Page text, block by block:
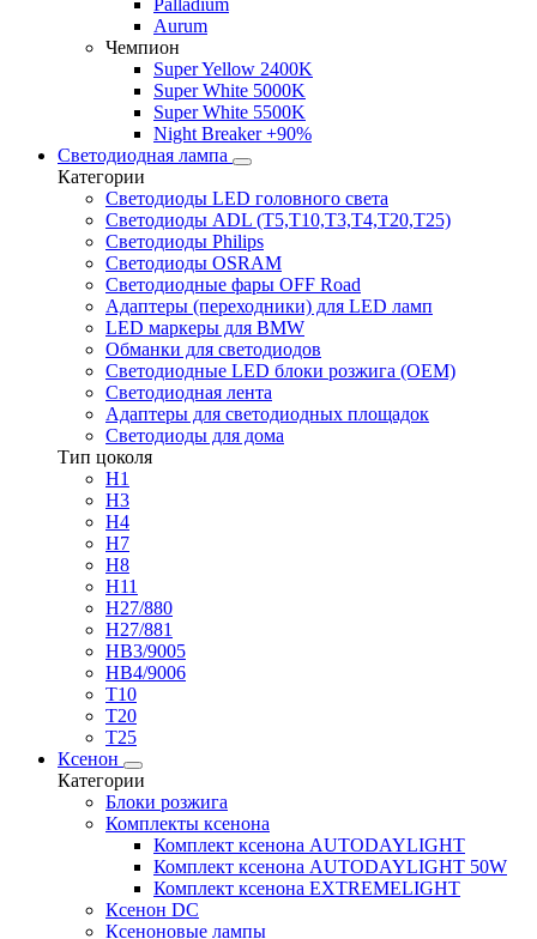
Palladium
Aurum
Чемпион
Super Yellow 2400K
Super White 5000K
Super White 5500K
Night Breaker +90%
Светодиодная лампа
Категории
Светодиоды LED головного света
Светодиоды ADL (T5,T10,T3,T4,T20,T25)
Светодиоды Philips
Светодиоды OSRAM
Светодиодные фары OFF Road
Адаптеры (переходники) для LED ламп
LED маркеры для BMW
Обманки для светодиодов
Светодиодные LED блоки розжига (OEM)
Светодиодная лента
Адаптеры для светодиодных площадок
Светодиоды для дома
Тип цоколя
H1
H3
H4
H7
H8
H11
H27/880
H27/881
HB3/9005
HB4/9006
T10
T20
T25
Ксенон
Категории
Блоки розжига
Комплекты ксенона
Комплект ксенона AUTODAYLIGHT
Комплект ксенона AUTODAYLIGHT 50W
Комплект ксенона EXTREMELIGHT
Ксенон DC
Ксеноновые лампы